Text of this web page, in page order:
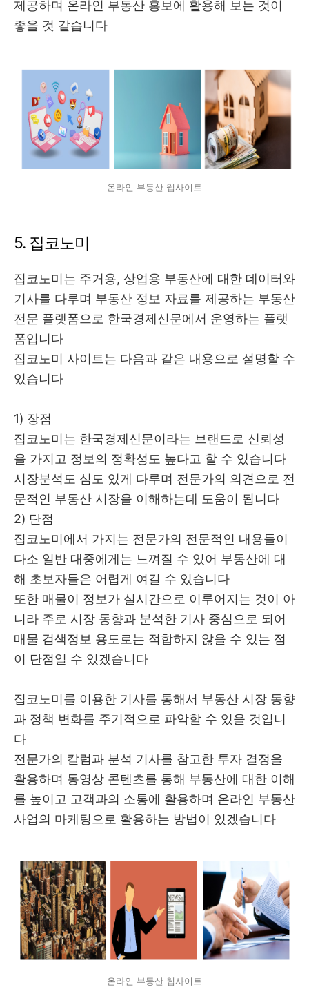
제공하며 온라인 부동산 홍보에 활용해 보는 것이
좋을 것 같습니다
온라인 부동산 웹사이트
5. 집코노미
집코노미는 주거용, 상업용 부동산에 대한 데이터와
기사를 다루며 부동산 정보 자료를 제공하는 부동산
전문 플랫폼으로 한국경제신문에서 운영하는 플랫
폼입니다
집코노미 사이트는 다음과 같은 내용으로 설명할 수
있습니다
1) 장점
집코노미는 한국경제신문이라는 브랜드로 신뢰성
을 가지고 정보의 정확성도 높다고 할 수 있습니다
시장분석도 심도 있게 다루며 전문가의 의견으로 전
문적인 부동산 시장을 이해하는데 도움이 됩니다
2) 단점
집코노미에서 가지는 전문가의 전문적인 내용들이
다소 일반 대중에게는 느껴질 수 있어 부동산에 대
해 초보자들은 어렵게 여길 수 있습니다
또한 매물이 정보가 실시간으로 이루어지는 것이 아
니라 주로 시장 동향과 분석한 기사 중심으로 되어
매물 검색정보 용도로는 적합하지 않을 수 있는 점
이 단점일 수 있겠습니다
집코노미를 이용한 기사를 통해서 부동산 시장 동향
과 정책 변화를 주기적으로 파악할 수 있을 것입니
다
전문가의 칼럼과 분석 기사를 참고한 투자 결정을
활용하며 동영상 콘텐츠를 통해 부동산에 대한 이해
를 높이고 고객과의 소통에 활용하며 온라인 부동산
사업의 마케팅으로 활용하는 방법이 있겠습니다
온라인 부동산 웹사이트